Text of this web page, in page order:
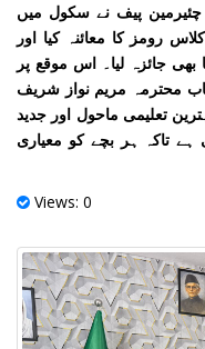
پیف نے سکول میں
رومز کا معائنہ کیا اور
جائزہ لیا۔ اس موقع پر
محترمہ مریم نواز شریف
تعلیمی ماحول اور جدید
تاکہ ہر بچے کو معیاری
Views: 0